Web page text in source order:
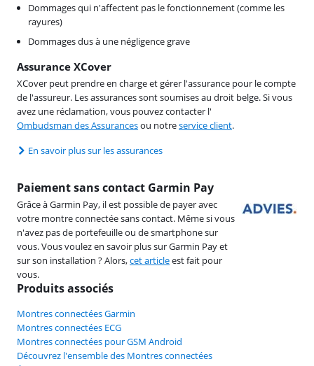
Dommages qui n'affectent pas le fonctionnement (comme les
rayures)
Dommages dus à une négligence grave
Assurance XCover
XCover peut prendre en charge et gérer l'assurance pour le compte
de l'assureur. Les assurances sont soumises au droit belge. Si vous
avez une réclamation, vous pouvez contacter l'
Ombudsman des Assurancesou notreservice client.
En savoir plus sur les assurances
Paiement sans contact Garmin Pay
Grâce à Garmin Pay, il est possible de payer avec
votre montre connectée sans contact. Même si vous
n'avez pas de portefeuille ou de smartphone sur
vous. Vous voulez en savoir plus sur Garmin Pay et
sur son installation ? Alors,cet articleest fait pour
vous.
Produits associés
Montres connectées Garmin
Montres connectées ECG
Montres connectées pour GSM Android
Découvrez l'ensemble des Montres connectées